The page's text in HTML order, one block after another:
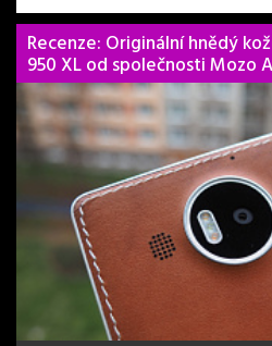
Recenze: Originální hnědý
950 XL od společnosti Mozo